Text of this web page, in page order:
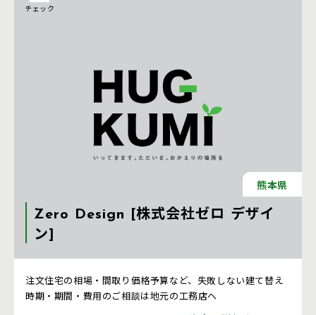
チェック
熊本県
Zero Design [株式会社ゼロ デザイ
ン]
注文住宅の相場・間取り価格予算など、失敗しない建て替え
時期・期間・費用のご相談は地元の工務店へ